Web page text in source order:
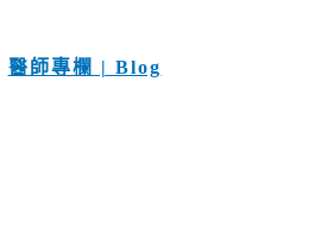
醫師專欄 | Blog